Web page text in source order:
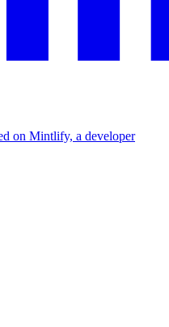
on Mintlify, a developer